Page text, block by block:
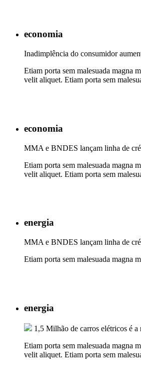
economia
Inadimplência do consumidor
Etiam porta sem malesuada magna
velit aliquet. Etiam porta sem
economia
MMA e BNDES lançam linha de
Etiam porta sem malesuada magna
velit aliquet. Etiam porta sem
energia
MMA e BNDES lançam linha de
Etiam porta sem malesuada magna
energia
1,5 Milhão de carros elétricos é a
Etiam porta sem malesuada magna
velit aliquet. Etiam porta sem